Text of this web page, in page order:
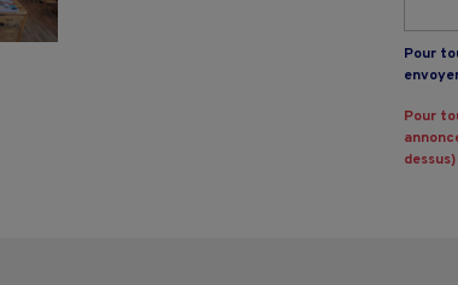
Pour
Pour
dessus)